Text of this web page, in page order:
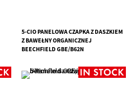
5-CIO PANELOWA CZAPKA Z DASZKIEM
Z BAWEŁNY ORGANICZNEJ
BEECHFIELD GBE/B62N